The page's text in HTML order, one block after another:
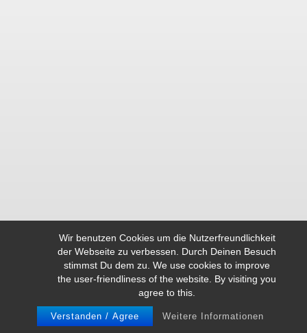
Wir benutzen Cookies um die Nutzerfreundlichkeit
der Webseite zu verbessen. Durch Deinen Besuch
stimmst Du dem zu. We use cookies to improve
the user-friendliness of the website. By visiting you
agree to this.
Verstanden / Agree Weitere Informationen
© REDIES 2026 IMPRESSUM DATENSCHUTZERKLÄRUNG